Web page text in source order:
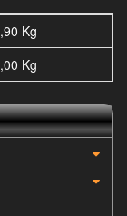
Kg
Kg